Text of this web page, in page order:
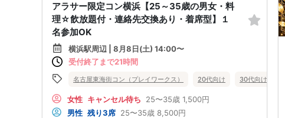
アラサー限定コン横浜【25～35歳の男女・料
理☆飲放題付・連絡先交換あり・着席型】１
名参加OK
横浜駅周辺 | 8月8日(土) 14:00〜
受付終了まで21時間
名古屋東海街コン（プレイワークス） 20代向け 30代向け
女性 キャンセル待ち 25〜35歳 1,500円
男性 残り3席 25〜35歳 8,500円